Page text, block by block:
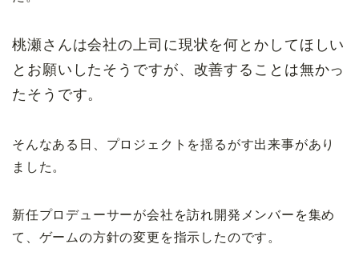
桃瀬さんは会社の上司に現状を何とかしてほしい
とお願いしたそうですが、改善することは無かっ
たそうです。
そんなある日、プロジェクトを揺るがす出来事があり
ました。
新任プロデューサーが会社を訪れ開発メンバーを集め
て、ゲームの方針の変更を指示したのです。